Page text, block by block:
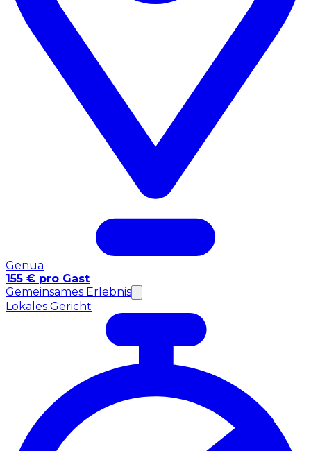
Genua
155 € pro Gast
Gemeinsames Erlebnis
Lokales Gericht